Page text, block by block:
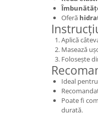
Oferă
Aplică
Masează
Folosește
Ideal pentru
Poate fi
durată.